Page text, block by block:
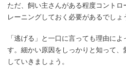
ただ、飼い主さんがある程度コントロ
レーニングしておく必要があるでしょ
「逃げる」と一口に言っても理由に
す。細かい原因をしっかりと知って
していきましょう。